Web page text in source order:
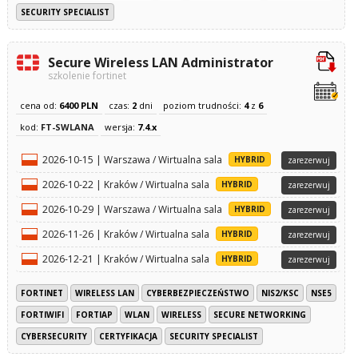
SECURITY SPECIALIST
Secure Wireless LAN Administrator
szkolenie fortinet
cena od: 6400 PLN czas: 2dni poziom trudności: 4z 6
kod: FT-SWLANA wersja: 7.4.x
2026-10-15 | Warszawa / Wirtualna sala HYBRID zarezerwuj
2026-10-22 | Kraków / Wirtualna sala HYBRID zarezerwuj
2026-10-29 | Warszawa / Wirtualna sala HYBRID zarezerwuj
2026-11-26 | Kraków / Wirtualna sala HYBRID zarezerwuj
2026-12-21 | Kraków / Wirtualna sala HYBRID zarezerwuj
FORTINET WIRELESS LAN CYBERBEZPIECZEŃSTWO NIS2/KSC
NSE5
FORTIWIFI
FORTIAP WLAN WIRELESS
SECURE NETWORKING
CYBERSECURITY
CERTYFIKACJA SECURITY SPECIALIST